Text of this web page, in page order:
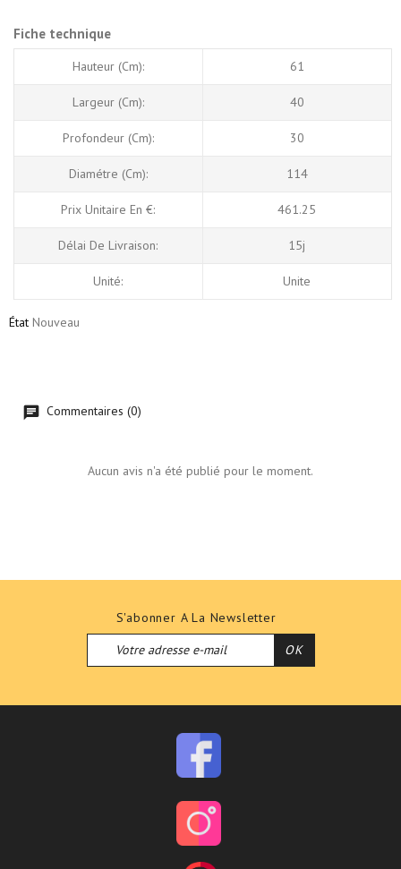
Fiche technique
Hauteur (cm): 61
Largeur (cm): 40
Profondeur (cm): 30
Diamétre (cm): 114
Prix Unitaire En €: 461.25
Délai De Livraison: 15j
Unité: Unite
État Nouveau
Commentaires (0)
Aucun avis n'a été publié pour le moment.
S'abonner A La Newsletter